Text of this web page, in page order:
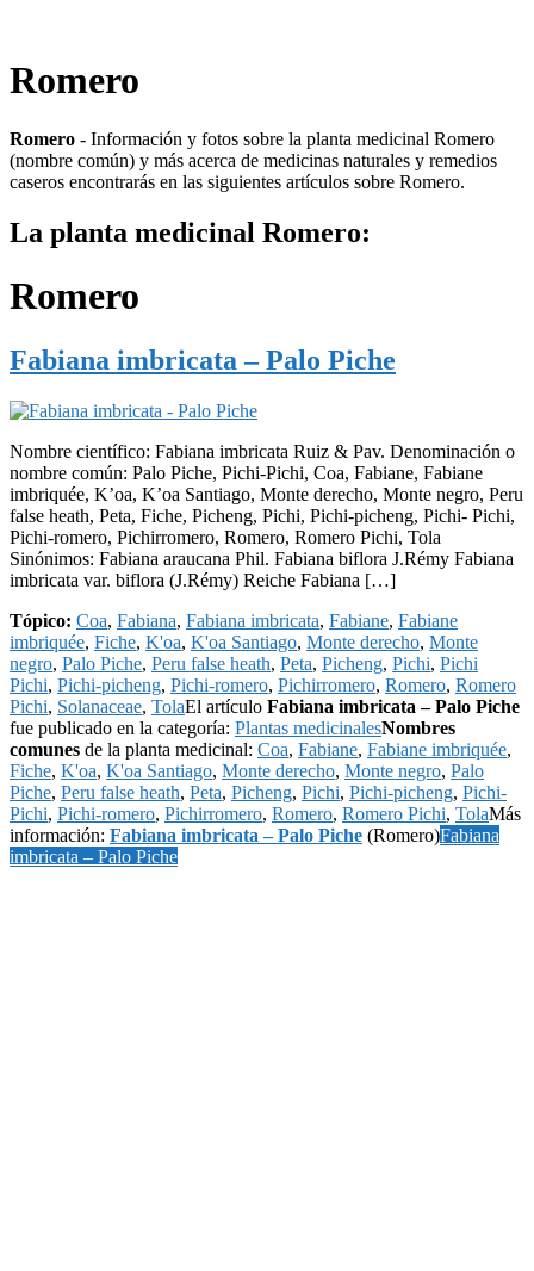
Romero
Romero - Información y fotos sobre la planta medicinal Romero
(nombre común) y más acerca de medicinas naturales y remedios
caseros encontrarás en las siguientes artículos sobre Romero.
La planta medicinal Romero:
Romero
Fabiana imbricata – Palo Piche
Nombre científico: Fabiana imbricata Ruiz & Pav. Denominación o
nombre común: Palo Piche, Pichi-Pichi, Coa, Fabiane, Fabiane
imbriquée, K’oa, K’oa Santiago, Monte derecho, Monte negro, Peru
false heath, Peta, Fiche, Picheng, Pichi, Pichi-picheng, Pichi- Pichi,
Pichi-romero, Pichirromero, Romero, Romero Pichi, Tola
Sinónimos: Fabiana araucana Phil. Fabiana biflora J.Rémy Fabiana
imbricata var. biflora (J.Rémy) Reiche Fabiana […]
Tópico: Coa, Fabiana, Fabiana imbricata, Fabiane, Fabiane
imbriquée, Fiche, K'oa, K'oa Santiago, Monte derecho, Monte
negro, Palo Piche, Peru false heath, Peta, Picheng, Pichi, Pichi
Pichi, Pichi-picheng, Pichi-romero, Pichirromero, Romero, Romero
Pichi, Solanaceae, TolaEl artículo Fabiana imbricata – Palo Piche
fue publicado en la categoría: Plantas medicinalesNombres
comunes de la planta medicinal: Coa, Fabiane, Fabiane imbriquée,
Fiche, K'oa, K'oa Santiago, Monte derecho, Monte negro, Palo
Piche, Peru false heath, Peta, Picheng, Pichi, Pichi-picheng, Pichi-
Pichi, Pichi-romero, Pichirromero, Romero, Romero Pichi, TolaMás
información: Fabiana imbricata – Palo Piche (Romero)Fabiana
imbricata – Palo Piche